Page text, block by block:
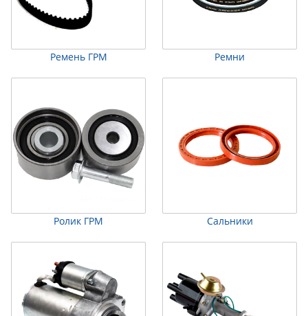
Ремень ГРМ Ремни
Ролик ГРМ Сальники